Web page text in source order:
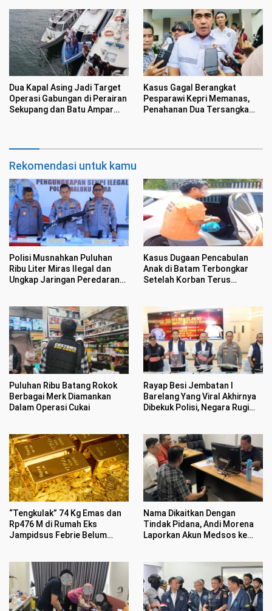
Dua Kapal Asing Jadi Target
Operasi Gabungan di Perairan
Sekupang dan Batu Ampar
Kasus Gagal Berangkat
Pesparawi Kepri Memanas,
Penahanan Dua Tersangka
Rekomendasi untuk kamu
Polisi Musnahkan Puluhan
Ribu Liter Miras Ilegal dan
Ungkap Jaringan Peredaran
Kasus Dugaan Pencabulan
Anak di Batam Terbongkar
Setelah Korban Terus
Puluhan Ribu Batang Rokok
Berbagai Merk Diamankan
Dalam Operasi Cukai
Rayap Besi Jembatan I
Barelang Yang Viral Akhirnya
Dibekuk Polisi, Negara Rugi
“Tengkulak” 74 Kg Emas dan
Rp476 M di Rumah Eks
Jampidsus Febrie Belum
Nama Dikaitkan Dengan
Tindak Pidana, Andi Morena
Laporkan Akun Medsos ke